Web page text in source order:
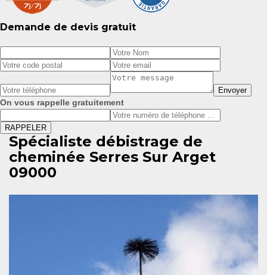
Demande de devis gratuit
On vous rappelle gratuitement
Spécialiste débistrage de
cheminée Serres Sur Arget
09000